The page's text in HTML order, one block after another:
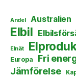
Andel Australien
Elbil
Elnät
Europa Fri
Jämförelse